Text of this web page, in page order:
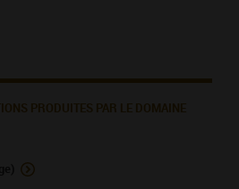
PRODUITES PAR LE DOMAINE